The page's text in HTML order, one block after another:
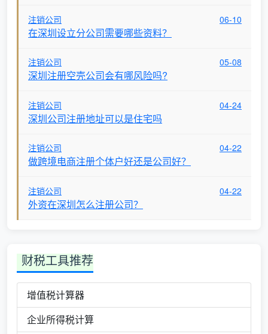
注销公司 06-10
在深圳设立分公司需要哪些资料？
注销公司 05-08
深圳注册空壳公司会有哪风险吗?
注销公司 04-24
深圳公司注册地址可以是住宅吗
注销公司 04-22
做跨境电商注册个体户好还是公司好？
注销公司 04-22
外资在深圳怎么注册公司？
财税工具推荐
增值税计算器
企业所得税计算